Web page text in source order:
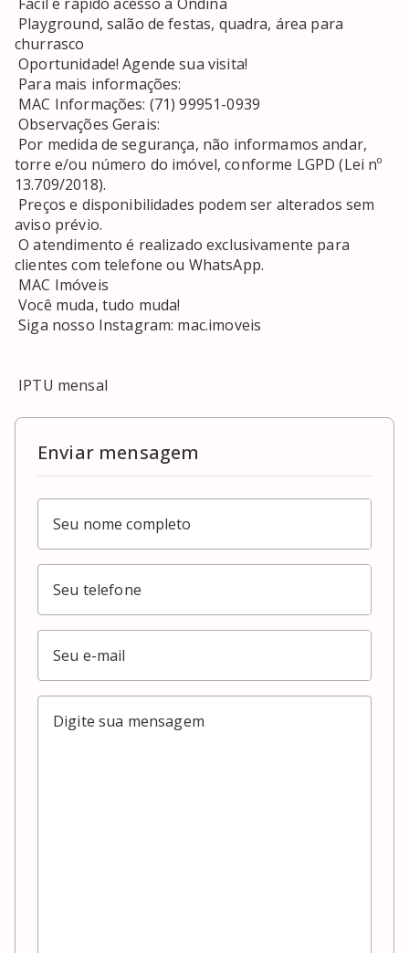
churrasco
Oportunidade! Agende sua visita!
Observações Gerais:
torre e/ou número do imóvel, conforme LGPD (Lei nº
13.709/2018).
aviso prévio.
O atendimento é realizado exclusivamente para
clientes com telefone ou WhatsApp.
Você muda, tudo muda!
Siga nosso Instagram: mac.imoveis
IPTU mensal
Enviar mensagem